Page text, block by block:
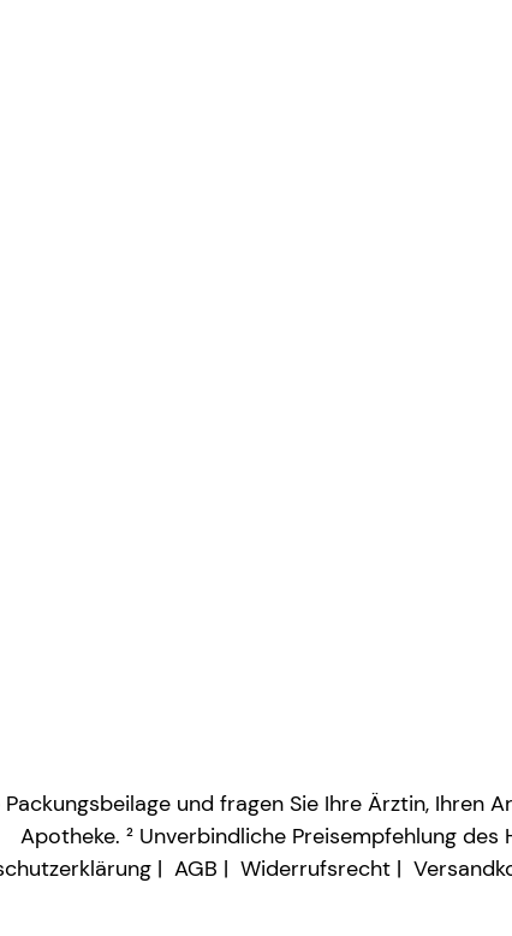
und fragen Sie Ihre Ärztin,
Apotheke. ² Unverbindliche Preisempfehlung des
AGB Widerrufsrecht